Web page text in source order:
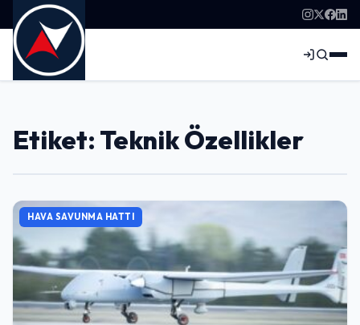
Etiket: Teknik Özellikler
HAVA SAVUNMA HATTI